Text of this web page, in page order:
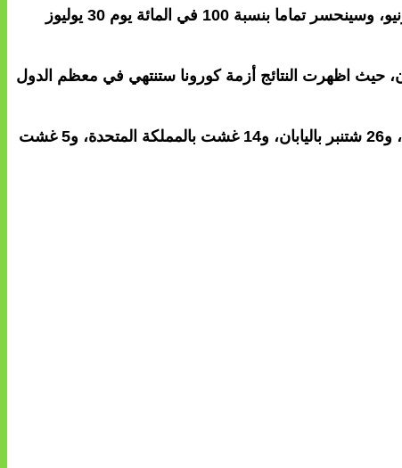
وتوقعت الدراسة أن ينتهي الوباء في المغرب بنسبة 97 في المائة يوم فاتح يونيو، بينما سيزول بنسبة 99 في المائة يوم 13 يونيو، وسينحسر تماما بنسبة 100 في المائة يوم 30 يوليوز
حيث اظهرت النتائج أزمة كورونا ستنتهي في معظم الدول
وقالت الدراسة إن الفيروس سينحسر نهائيا في 27 غشت بالولايات المتحدة الأمريكية، و25 غشت بإيطاليا، و22 أكتوبر بإيران، و26 شتنبر باليابان، و14 غشت بالمملكة المتحدة، و5 غشت